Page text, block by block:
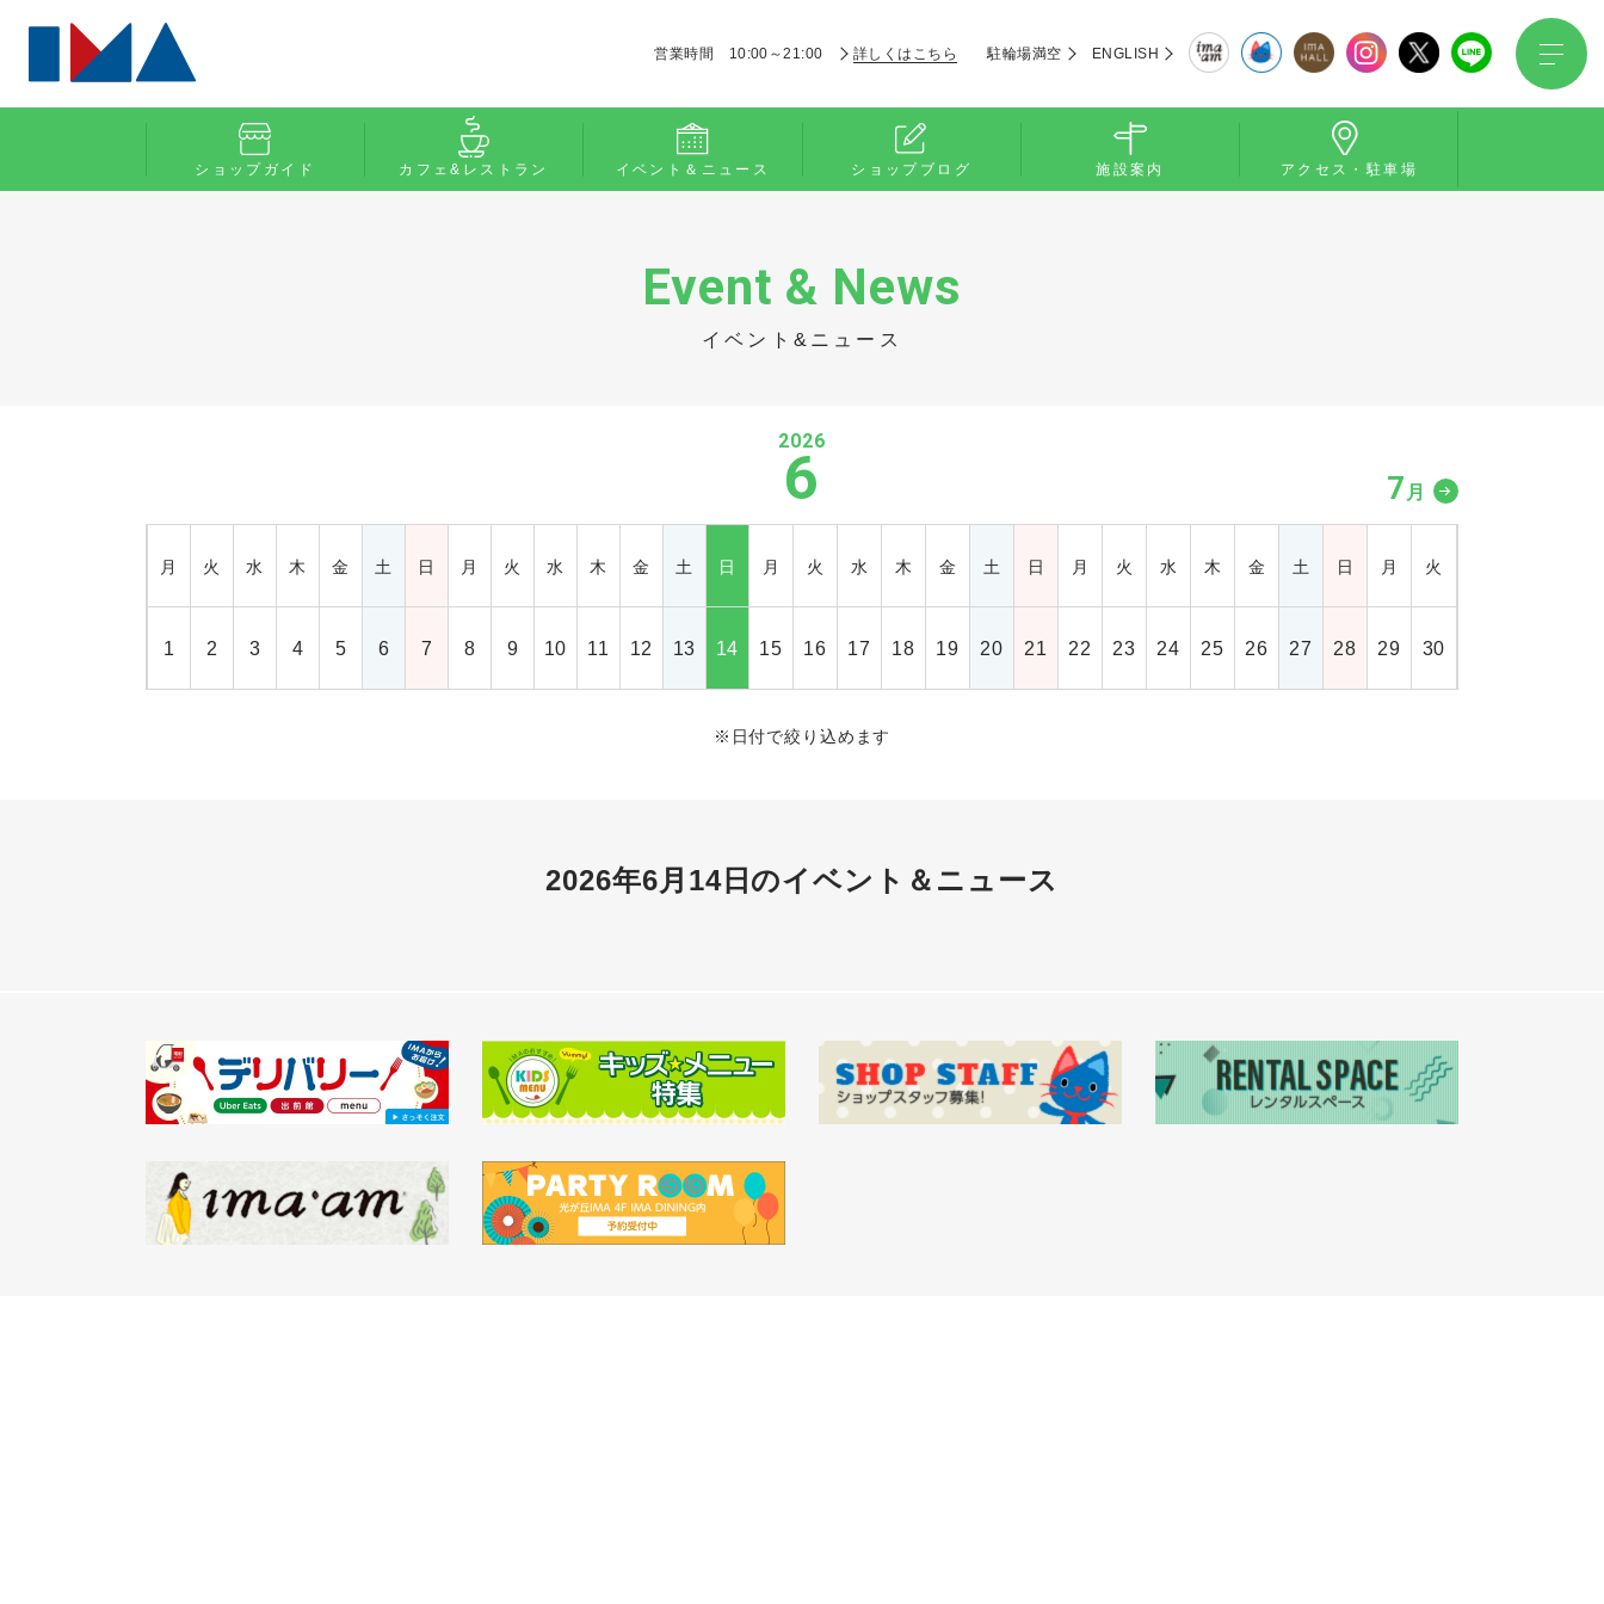
営業時間 10:00～21:00 詳しくはこちら 駐輪場満空 ENGLISH
ショップガイド カフェ&レストラン イベント＆ニュース ショップブログ 施設案内 アクセス・駐車場
Event & News
イベント&ニュース
2026
6 7 月
月 火 水 木 金 土 日 月 火 水 木 金 土 日 月 火 水 木 金 土 日 月 火 水 木 金 土 日 月 火
1 2 3 4 5 6 7 8 9 10 11 12 13 14 15 16 17 18 19 20 21 22 23 24 25 26 27 28 29 30
※ 日付で絞り込めます
2026年6月14日のイベント＆ニュース